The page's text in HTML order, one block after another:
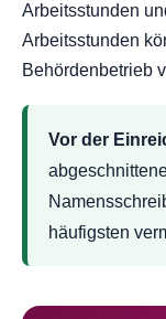
Arbeitsstunden
Arbeitsstunden
Behördenbetrieb
Vor der
häufigsten